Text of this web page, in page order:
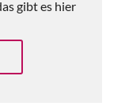
gibt es hier